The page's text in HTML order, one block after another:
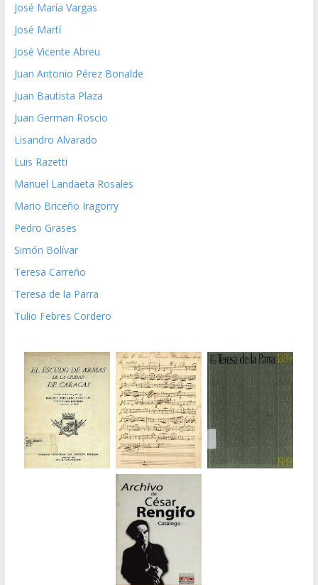
José María Vargas
José Martí
José Vicente Abreu
Juan Antonio Pérez Bonalde
Juan Bautista Plaza
Juan German Roscio
Lisandro Alvarado
Luis Razetti
Manuel Landaeta Rosales
Mario Briceño Iragorry
Pedro Grases
Simón Bolívar
Teresa Carreño
Teresa de la Parra
Tulio Febres Cordero